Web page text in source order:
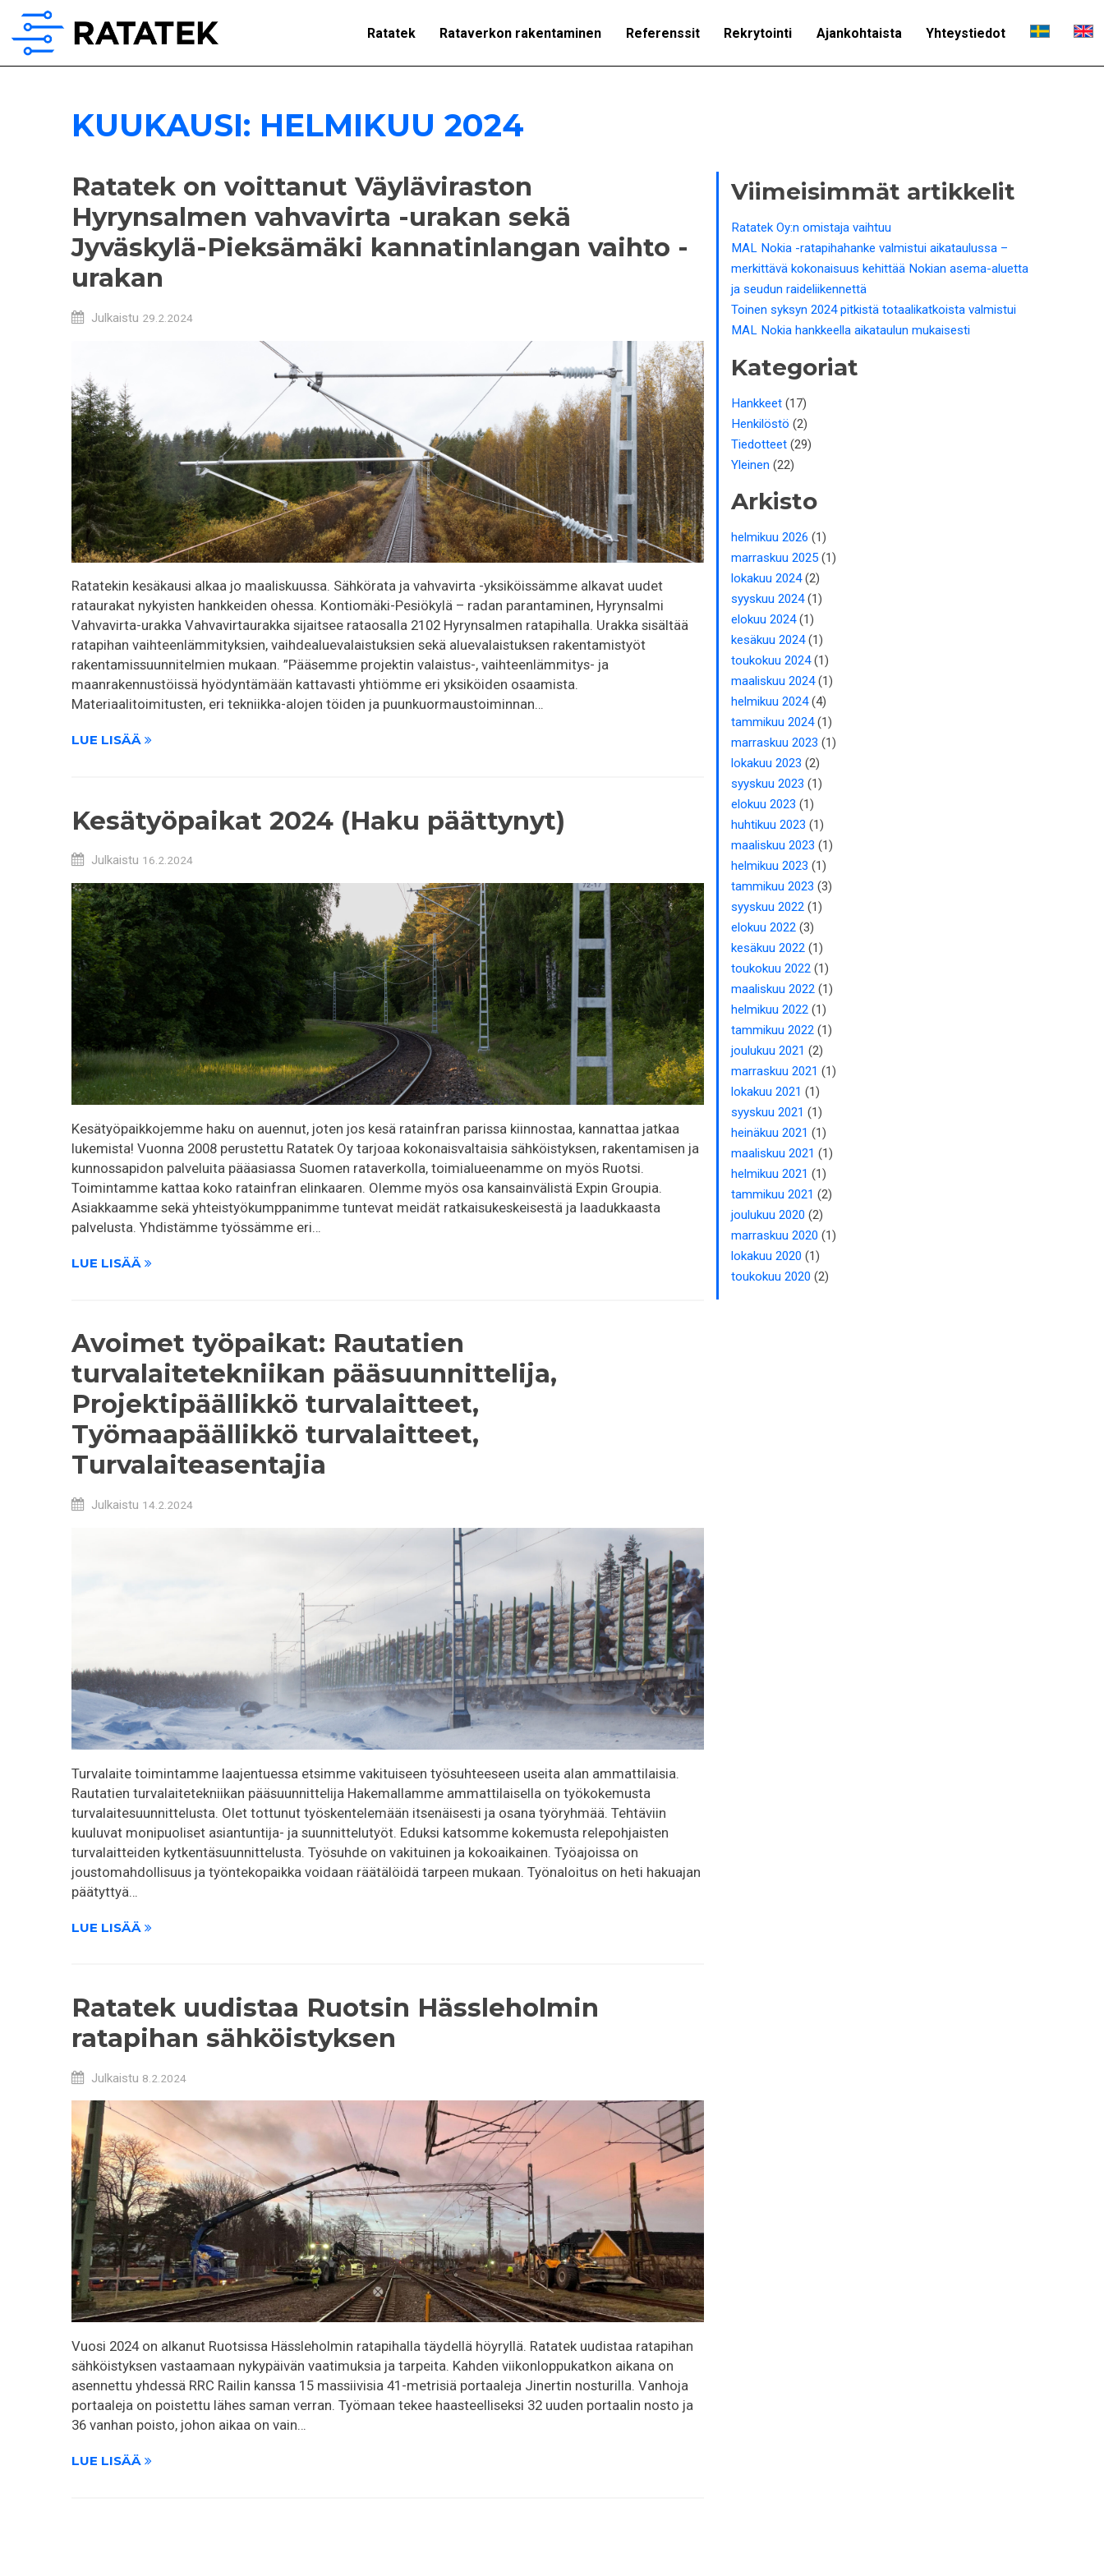
Ratatek Rataverkon rakentaminen Referenssit Rekrytointi Ajankohtaista Yhteystiedot
KUUKAUSI: HELMIKUU 2024
Ratatek on voittanut Väyläviraston
Hyrynsalmen vahvavirta -urakan sekä
Jyväskylä-Pieksämäki kannatinlangan vaihto -
urakan
Julkaistu 29.2.2024
Ratatekin kesäkausi alkaa jo maaliskuussa. Sähkörata ja vahvavirta -yksiköissämme alkavat uudet
rataurakat nykyisten hankkeiden ohessa. Kontiomäki-Pesiökylä – radan parantaminen, Hyrynsalmi
Vahvavirta-urakka Vahvavirtaurakka sijaitsee rataosalla 2102 Hyrynsalmen ratapihalla. Urakka sisältää
ratapihan vaihteenlämmityksien, vaihdealuevalaistuksien sekä aluevalaistuksen rakentamistyöt
rakentamissuunnitelmien mukaan. ”Pääsemme projektin valaistus-, vaihteenlämmitys- ja
maanrakennustöissä hyödyntämään kattavasti yhtiömme eri yksiköiden osaamista.
Materiaalitoimitusten, eri tekniikka-alojen töiden ja puunkuormaustoiminnan…
LUE LISÄÄ
Kesätyöpaikat 2024 (Haku päättynyt)
Julkaistu 16.2.2024
Kesätyöpaikkojemme haku on auennut, joten jos kesä ratainfran parissa kiinnostaa, kannattaa jatkaa
lukemista! Vuonna 2008 perustettu Ratatek Oy tarjoaa kokonaisvaltaisia sähköistyksen, rakentamisen ja
kunnossapidon palveluita pääasiassa Suomen rataverkolla, toimialueenamme on myös Ruotsi.
Toimintamme kattaa koko ratainfran elinkaaren. Olemme myös osa kansainvälistä Expin Groupia.
Asiakkaamme sekä yhteistyökumppanimme tuntevat meidät ratkaisukeskeisestä ja laadukkaasta
palvelusta. Yhdistämme työssämme eri…
LUE LISÄÄ
Avoimet työpaikat: Rautatien
turvalaitetekniikan pääsuunnittelija,
Projektipäällikkö turvalaitteet,
Työmaapäällikkö turvalaitteet,
Turvalaiteasentajia
Julkaistu 14.2.2024
Turvalaite toimintamme laajentuessa etsimme vakituiseen työsuhteeseen useita alan ammattilaisia.
Rautatien turvalaitetekniikan pääsuunnittelija Hakemallamme ammattilaisella on työkokemusta
turvalaitesuunnittelusta. Olet tottunut työskentelemään itsenäisesti ja osana työryhmää. Tehtäviin
kuuluvat monipuoliset asiantuntija- ja suunnittelutyöt. Eduksi katsomme kokemusta relepohjaisten
turvalaitteiden kytkentäsuunnittelusta. Työsuhde on vakituinen ja kokoaikainen. Työajoissa on
joustomahdollisuus ja työntekopaikka voidaan räätälöidä tarpeen mukaan. Työnaloitus on heti hakuajan
päätyttyä…
LUE LISÄÄ
Ratatek uudistaa Ruotsin Hässleholmin
ratapihan sähköistyksen
Julkaistu 8.2.2024
Vuosi 2024 on alkanut Ruotsissa Hässleholmin ratapihalla täydellä höyryllä. Ratatek uudistaa ratapihan
sähköistyksen vastaamaan nykypäivän vaatimuksia ja tarpeita. Kahden viikonloppukatkon aikana on
asennettu yhdessä RRC Railin kanssa 15 massiivisia 41-metrisiä portaaleja Jinertin nosturilla. Vanhoja
portaaleja on poistettu lähes saman verran. Työmaan tekee haasteelliseksi 32 uuden portaalin nosto ja
36 vanhan poisto, johon aikaa on vain…
LUE LISÄÄ
Viimeisimmät artikkelit
Ratatek Oy:n omistaja vaihtuu
MAL Nokia -ratapihahanke valmistui aikataulussa –
merkittävä kokonaisuus kehittää Nokian asema-aluetta
ja seudun raideliikennettä
Toinen syksyn 2024 pitkistä totaalikatkoista valmistui
MAL Nokia hankkeella aikataulun mukaisesti
Kategoriat
Hankkeet (17)
Henkilöstö (2)
Tiedotteet (29)
Yleinen (22)
Arkisto
helmikuu 2026 (1)
marraskuu 2025 (1)
lokakuu 2024(2)
syyskuu 2024(1)
elokuu 2024(1)
kesäkuu 2024(1)
toukokuu 2024(1)
maaliskuu 2024(1)
helmikuu 2024(4)
tammikuu 2024(1)
marraskuu 2023 (1)
lokakuu 2023 (2)
syyskuu 2023 (1)
elokuu 2023 (1)
huhtikuu 2023 (1)
maaliskuu 2023 (1)
helmikuu 2023 (1)
tammikuu 2023 (3)
syyskuu 2022 (1)
elokuu 2022 (3)
kesäkuu 2022 (1)
toukokuu 2022 (1)
maaliskuu 2022 (1)
helmikuu 2022 (1)
tammikuu 2022 (1)
joulukuu 2021 (2)
marraskuu 2021 (1)
lokakuu 2021 (1)
syyskuu 2021 (1)
heinäkuu 2021 (1)
maaliskuu 2021 (1)
helmikuu 2021 (1)
tammikuu 2021 (2)
joulukuu 2020 (2)
marraskuu 2020 (1)
lokakuu 2020 (1)
toukokuu 2020 (2)